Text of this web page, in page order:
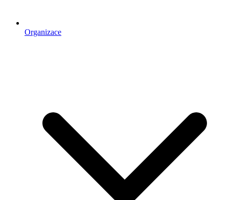
Organizace